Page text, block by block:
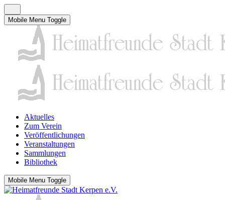
Mobile Menu Toggle
Aktuelles
Zum Verein
Veröffentlichungen
Veranstaltungen
Sammlungen
Bibliothek
Mobile Menu Toggle